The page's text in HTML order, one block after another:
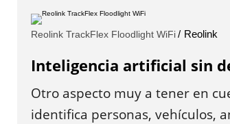
Reolink TrackFlex Floodlight WiFi Reolink
Inteligencia artificial sin
Otro aspecto muy a tener en
identifica personas, vehículos,